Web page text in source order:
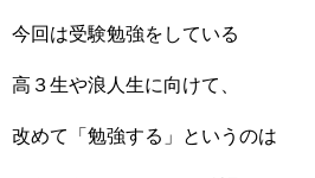
今回は受験勉強をしている
高３生や浪人生に向けて、
改めて「勉強する」というのは